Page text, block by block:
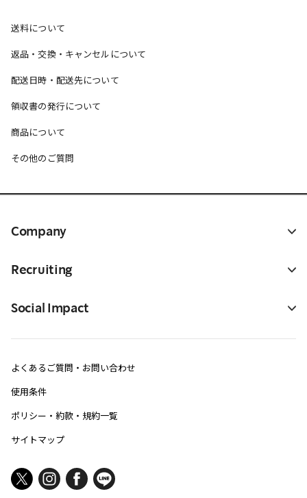
送料について
返品・交換・キャンセルについて
配送日時・配送先について
領収書の発行について
商品について
その他のご質問
Company
Recruiting
Social Impact
よくあるご質問・お問い合わせ
使用条件
ポリシー・約款・規約一覧
サイトマップ